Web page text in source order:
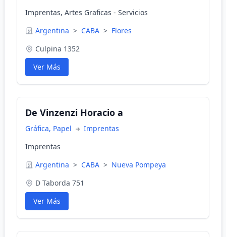
Imprentas, Artes Graficas - Servicios
Argentina > CABA > Flores
Culpina 1352
Ver Más
De Vinzenzi Horacio a
Gráfica, Papel
Imprentas
Imprentas
Argentina > CABA > Nueva Pompeya
D Taborda 751
Ver Más